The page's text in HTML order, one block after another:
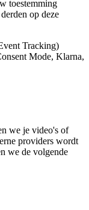
toestemming
op deze
Tracking)
Mode, Klarna,
we je video's of
providers wordt
we de volgende